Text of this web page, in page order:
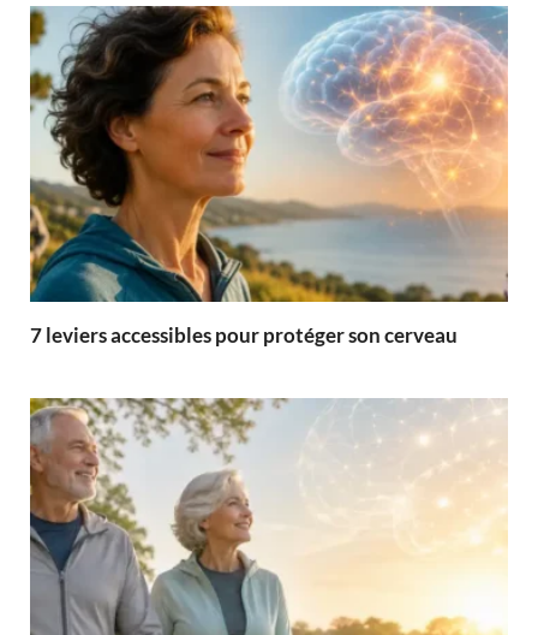
7 leviers accessibles pour protéger son cerveau